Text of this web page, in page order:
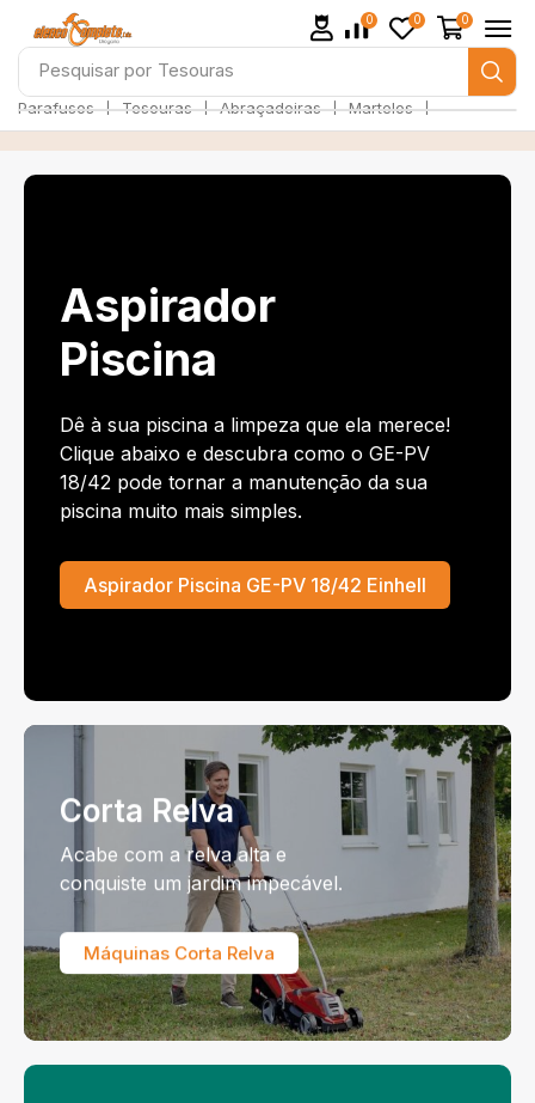
Pesquisar por Parafusos
Parafusos ❘ Tesouras ❘ Abraçadeiras ❘ Martelos ❘
0 0 0
Aspirador
Piscina
Dê à sua piscina a limpeza que ela merece!
Clique abaixo e descubra como o GE-PV
18/42 pode tornar a manutenção da sua
piscina muito mais simples.
Aspirador Piscina GE-PV 18/42 Einhell
Corta Relva
Acabe com a relva alta e
conquiste um jardim impecável.
Máquinas Corta Relva